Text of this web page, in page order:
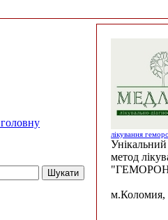
лікування
Унікальний
метод
м.Коломия,